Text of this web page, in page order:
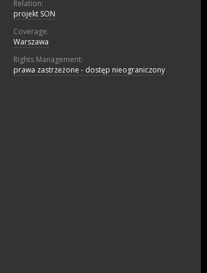
Relation:
projekt SON
Coverage:
Warszawa
Rights Management:
prawa zastrzeżone - dostęp nieograniczony